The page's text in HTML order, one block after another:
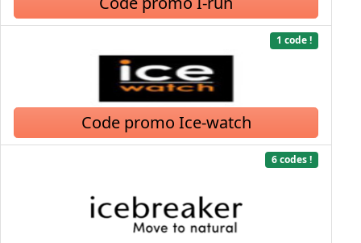
1 code !
Code promo Ice-watch
6 codes !